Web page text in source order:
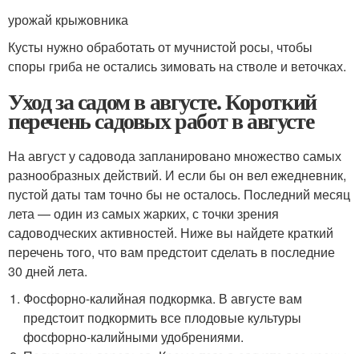
урожай крыжовника
Кусты нужно обработать от мучнистой росы, чтобы
споры гриба не остались зимовать на стволе и веточках.
Уход за садом в августе. Короткий
перечень садовых работ в августе
На август у садовода запланировано множество самых
разнообразных действий. И если бы он вел ежедневник,
пустой даты там точно бы не осталось. Последний месяц
лета — один из самых жарких, с точки зрения
садоводческих активностей. Ниже вы найдете краткий
перечень того, что вам предстоит сделать в последние
30 дней лета.
Фосфорно-калийная подкормка. В августе вам
предстоит подкормить все плодовые культуры
фосфорно-калийными удобрениями.